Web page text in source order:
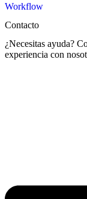
Workflow
Contacto
¿Necesitas ayuda?
experiencia con